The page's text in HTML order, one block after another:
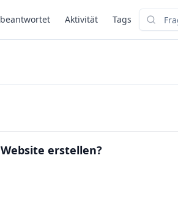
Aktivität Tags
Suchen
erstellen?